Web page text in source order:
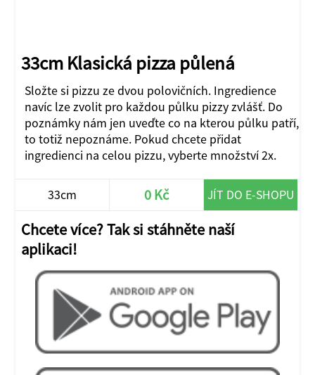
33cm Klasická pizza půlená
Složte si pizzu ze dvou polovičních. Ingredience
navíc lze zvolit pro každou půlku pizzy zvlášť. Do
poznámky nám jen uveďte co na kterou půlku patří,
to totiž nepoznáme. Pokud chcete přidat
ingredienci na celou pizzu, vyberte množství 2x.
33cm 0 Kč JÍT DO E-SHOPU
Chcete více? Tak si stáhněte naší
aplikaci!